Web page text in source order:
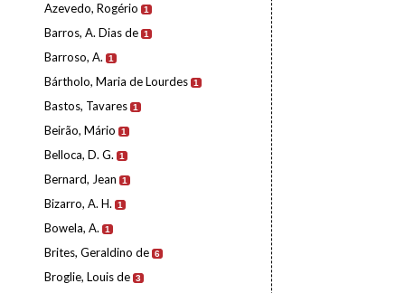
Azevedo, Rogério 1
Barros, A. Dias de 1
Barroso, A. 1
Bártholo, Maria de Lourdes 1
Bastos, Tavares 1
Beirão, Mário 1
Belloca, D. G. 1
Bernard, Jean 1
Bizarro, A. H. 1
Bowela, A. 1
Brites, Geraldino de 6
Broglie, Louis de 3